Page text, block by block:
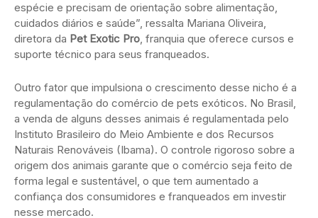
espécie e precisam de orientação sobre alimentação,
cuidados diários e saúde”, ressalta Mariana Oliveira,
diretora da Pet Exotic Pro, franquia que oferece cursos e
suporte técnico para seus franqueados.
Outro fator que impulsiona o crescimento desse nicho é a
regulamentação do comércio de pets exóticos. No Brasil,
a venda de alguns desses animais é regulamentada pelo
Instituto Brasileiro do Meio Ambiente e dos Recursos
Naturais Renováveis (Ibama). O controle rigoroso sobre a
origem dos animais garante que o comércio seja feito de
forma legal e sustentável, o que tem aumentado a
confiança dos consumidores e franqueados em investir
nesse mercado.